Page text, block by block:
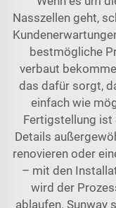
Nasszellen geht,
bestmögliche
verbaut
das dafür sorgt,
einfach wie
Fertigstellung ist
Details
renovieren oder
– mit den
wird der
ablaufen. Sunway